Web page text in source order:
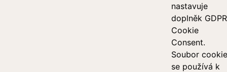
nastavuje
doplněk GDPR
Cookie
Consent.
Soubor cookie
se používá k